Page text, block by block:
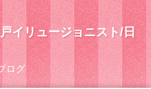
イリュージョニスト/日
ログ